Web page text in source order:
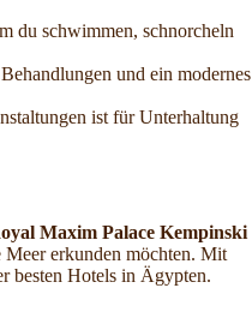
du schwimmen, schnorcheln
und ein modernes
ist für Unterhaltung
Maxim Palace Kempinski
erkunden möchten. Mit
besten Hotels in Ägypten.